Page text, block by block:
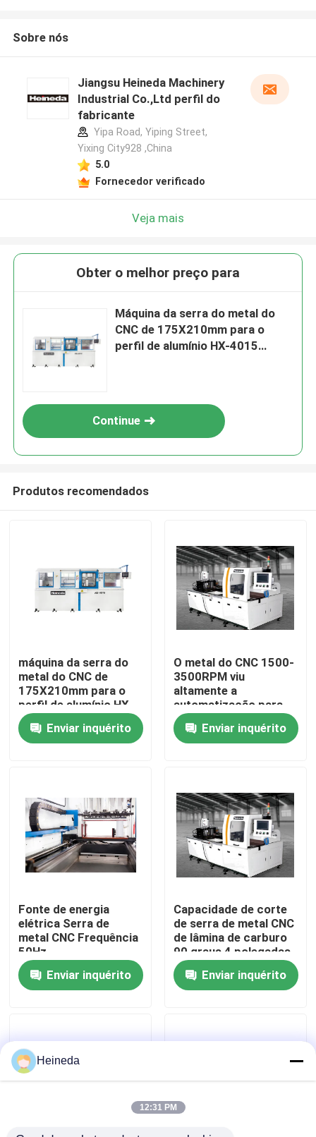
Casa
Sobre nós
Excursão da fábrica
Controle da qualidade
Contacte-nos
Peça umas citações
A circular do CNC viu
Sobre nós
Jiangsu Heineda Machinery
Industrial Co.,Ltd perfil do
fabricante
Yipa Road, Yiping Street,
Yixing City928 ,China
5.0
Fornecedor verificado
Veja mais
Obter o melhor preço para
Máquina da serra do metal do
CNC de 175X210mm para o
perfil de alumínio HX-4015
Continue
Produtos recomendados
máquina da serra do
metal do CNC de
175X210mm para o
perfil de alumínio HX-
4015 eficiente alto
Enviar inquérito
O metal do CNC 1500-
3500RPM viu
altamente a
automatização para
materiais maiores
vendoEnviar inquérito
Fonte de energia
elétrica Serra de
metal CNC Frequência
50Hz
Enviar inquérito
Capacidade de corte
de serra de metal CNC
de lâmina de carburo
90 graus 4 polegadas
Alta velocidade de
corteEnviar inquérito
Heineda
12:31 PM